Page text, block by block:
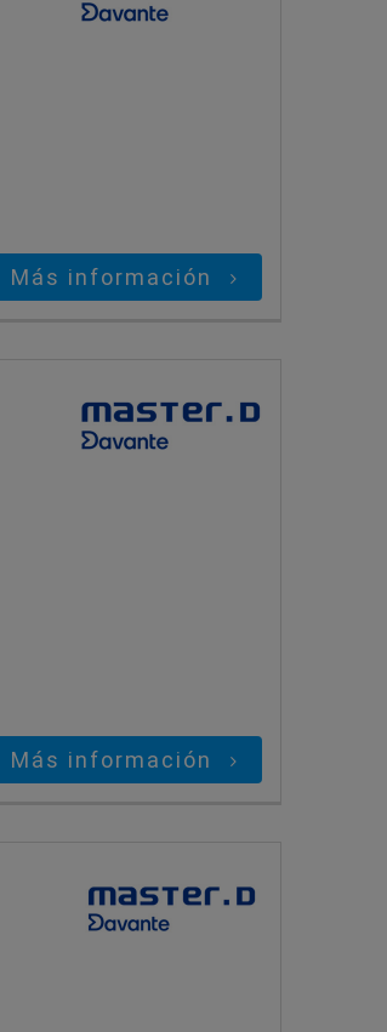
Más información
Más información